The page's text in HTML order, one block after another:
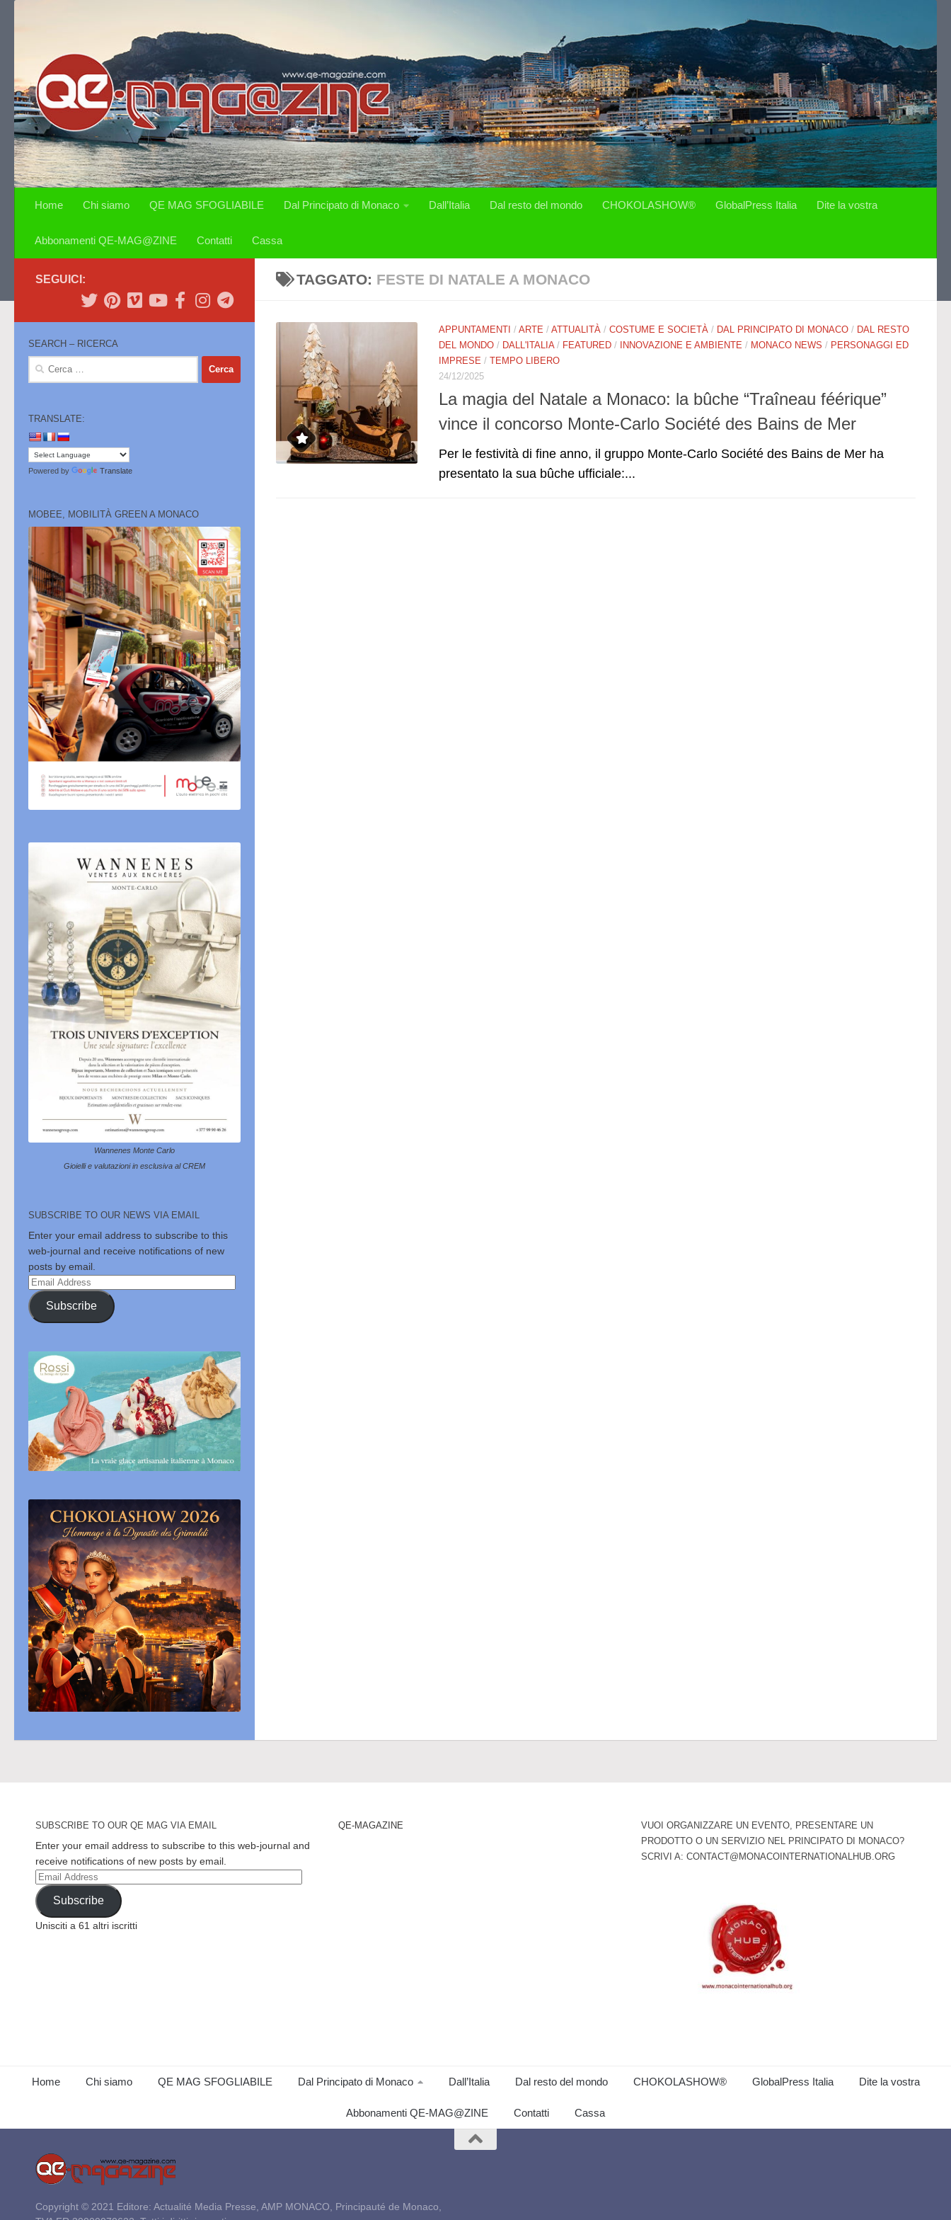
Home Chi siamo QE MAG SFOGLIABILE Dal Principato di Monaco Dall’Italia Dal resto del mondo CHOKOLASHOW® GlobalPress Italia Dite la vostra
Abbonamenti QE-MAG@ZINE Contatti Cassa
TAGGATO: FESTE DI NATALE A MONACO
APPUNTAMENTI / ARTE / ATTUALITÀ / COSTUME E SOCIETÀ / DAL PRINCIPATO DI MONACO / DAL RESTO
DEL MONDO / DALL'ITALIA / FEATURED / INNOVAZIONE E AMBIENTE / MONACO NEWS / PERSONAGGI ED
IMPRESE / TEMPO LIBERO
24/12/2025
La magia del Natale a Monaco: la bûche “Traîneau féérique”
vince il concorso Monte-Carlo Société des Bains de Mer
Per le festività di fine anno, il gruppo Monte-Carlo Société des Bains de Mer ha
presentato la sua bûche ufficiale:...
SEGUICI:
SEARCH – RICERCA
Ricerca
TRANSLATE:
Powered by Translate
MOBEE, MOBILITÀ GREEN A MONACO
Wannenes Monte Carlo
Gioielli e valutazioni in esclusiva al CREM
SUBSCRIBE TO OUR NEWS VIA EMAIL
Enter your email address to subscribe to this
web-journal and receive notifications of new
posts by email.
Email
Address
Subscribe
SUBSCRIBE TO OUR QE MAG VIA EMAIL
Enter your email address to subscribe to this web-journal and
receive notifications of new posts by email.
Email
Address
Subscribe
Unisciti a 61 altri iscritti
QE-MAGAZINE
VUOI ORGANIZZARE UN EVENTO, PRESENTARE UN
PRODOTTO O UN SERVIZIO NEL PRINCIPATO DI MONACO?
SCRIVI A: CONTACT@MONACOINTERNATIONALHUB.ORG
Home Chi siamo QE MAG SFOGLIABILE Dal Principato di Monaco Dall’Italia Dal resto del mondo CHOKOLASHOW® GlobalPress Italia Dite la vostra
Abbonamenti QE-MAG@ZINE Contatti Cassa
Copyright © 2021 Editore: Actualité Media Presse, AMP MONACO, Principauté de Monaco,